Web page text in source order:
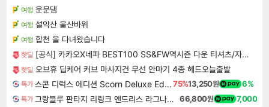
여행 운문댐
여행 설악산 울산바위
여행 합천 을 다녀왔습니다
핫딜 [공식] 카카오X네파 BEST100 SS&FW역시즌 다운 티셔츠/자켓/운동화/바지 (~90%)
핫딜 오브휴 딥케어 커브 마사지건 무선 안마기 4종 헤드오늘출발
특가 스콘 디럭스 에디션 Scorn Deluxe Edition75%13,250원 6%
특가 그랑블루 판타지 리링크 엔드리스 라그나로크 Granblue Fantasy Relink Endless Ragnarok 66,800원 7,000